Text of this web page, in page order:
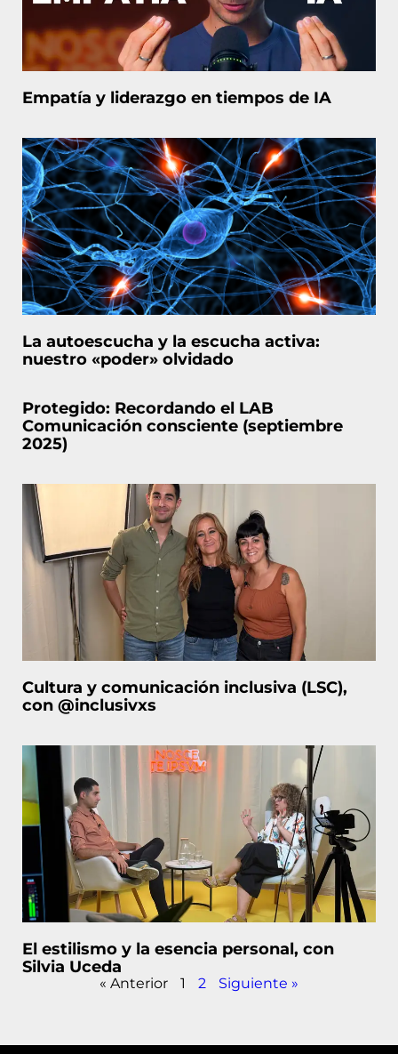
Empatía y liderazgo en tiempos de IA
La autoescucha y la escucha activa:
nuestro «poder» olvidado
Protegido: Recordando el LAB
Comunicación consciente (septiembre
2025)
Cultura y comunicación inclusiva (LSC),
con @inclusivxs
El estilismo y la esencia personal, con
Silvia Uceda
« Anterior 1 2 Siguiente »